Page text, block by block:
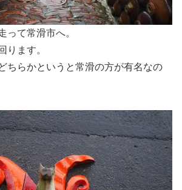
って常滑市へ。
ります。
ちらかというと常滑の方が有名なの